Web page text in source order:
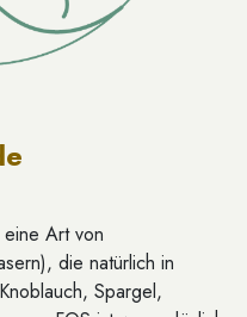
Art von
die natürlich in
Spargel,